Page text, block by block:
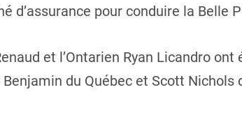
d’assurance pour conduire la Belle
et l’Ontarien Ryan Licandro
du Québec et Scott